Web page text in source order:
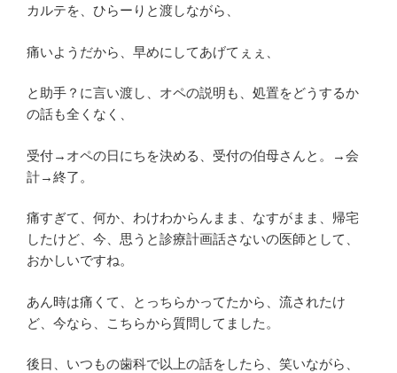
カルテを、ひらーりと渡しながら、
痛いようだから、早めにしてあげてぇぇ、
と助手？に言い渡し、オペの説明も、処置をどうするか
の話も全くなく、
受付→オペの日にちを決める、受付の伯母さんと。→会
計→終了。
痛すぎて、何か、わけわからんまま、なすがまま、帰宅
したけど、今、思うと診療計画話さないの医師として、
おかしいですね。
あん時は痛くて、とっちらかってたから、流されたけ
ど、今なら、こちらから質問してました。
後日、いつもの歯科で以上の話をしたら、笑いながら、